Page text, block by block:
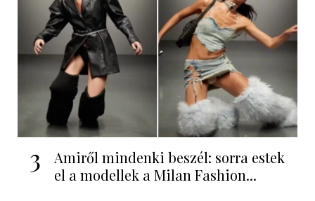
3
Amiről mindenki beszél: sorra estek
el a modellek a Milan Fashion...